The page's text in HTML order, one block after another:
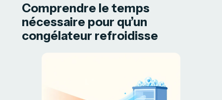
Comprendre le temps
nécessaire pour qu’un
congélateur refroidisse